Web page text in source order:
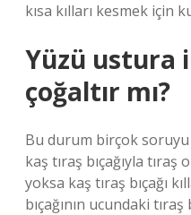
kısa kılları kesmek için
Yüzü ustura
çoğaltır mı?
Bu durum birçok
kaş tıraş bıçağıyla tıraş
yoksa kaş tıraş bıçağı
bıçağının ucundaki